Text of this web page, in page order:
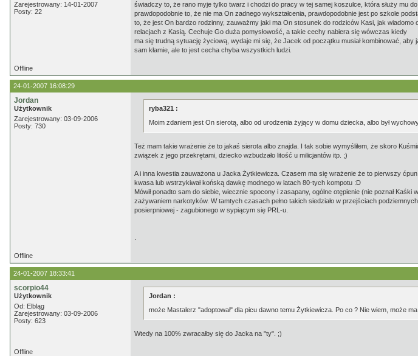
Zarejestrowany: 14-01-2007
Posty: 22
świadczy to, że rano myje tylko twarz i chodzi do pracy w tej samej koszulce, która służy mu
prawdopodobnie to, że nie ma On zadnego wykształcenia, prawdopodobnie jest po szkole
to, że jest On bardzo rodzinny, zauważmy jaki ma On stosunek do rodziców Kasi, jak
relacjach z Kasią. Cechuje Go duża pomysłowość, a takie cechy nabiera się wówczas kiedy
ma się trudną sytuację życiową, wydaje mi się, że Jacek od początku musiał kombinować,
sam kłamie, ale to jest cecha chyba wszystkich ludzi.
Offline
24-01-2007 16:08:29
Jordan
Użytkownik
Zarejestrowany: 03-09-2006
Posty: 730
ryba321 :
Moim zdaniem jest On sierotą, albo od urodzenia żyjący w domu dziecka, albo był
Też mam takie wrażenie że to jakaś sierota albo znajda. I tak sobie wymyśliłem, że skoro
związek z jego przekrętami, dziecko wzbudzało litość u milicjantów itp. ;)
A i inna kwestia zauważona u Jacka Żytkiewicza. Czasem ma się wrażenie że to pierwszy
kwasa lub wstrzykiwał końską dawkę modnego w latach 80-tych kompotu :D
Mówił ponadto sam do siebie, wiecznie spocony i zasapany, ogólne otępienie (nie poznał
zażywaniem narkotyków. W tamtych czasach pełno takich siedziało w przejściach
posierpniowej - zagubionego w sypiącym się PRL-u.
Offline
24-01-2007 18:33:41
scorpio44
Użytkownik
Od: Elbląg
Zarejestrowany: 03-09-2006
Posty: 623
Jordan :
może Mastalerz "adoptował" dla picu dawno temu Żytkiewicza. Po co ? Nie wiem, może
Wtedy na 100% zwracałby się do Jacka na "ty". ;)
Offline